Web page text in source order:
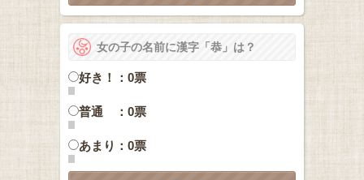
女の子の名前に漢字「恭」は？
好き！：0票
普通 ：0票
あまり：0票